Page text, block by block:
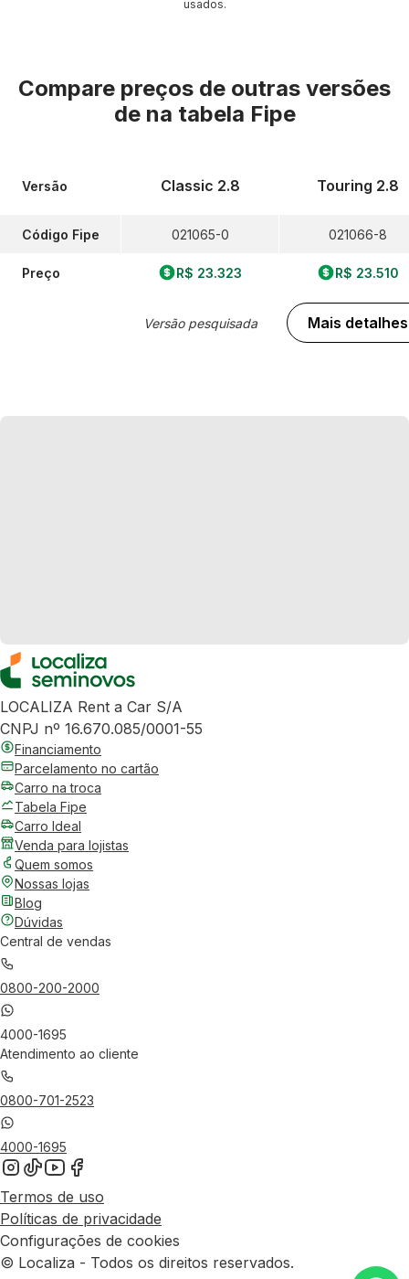
usados.
Compare preços de outras versões
de na tabela Fipe
Versão
Código Fipe
Preço
Classic 2.8
021065-0
R$ 23.323
Versão pesquisada
Touring 2.8
021066-8
R$ 23.510
Mais detalhes
LOCALIZA Rent a Car S/A
CNPJ nº 16.670.085/0001-55
Financiamento
Parcelamento no cartão
Carro na troca
Tabela Fipe
Carro Ideal
Venda para lojistas
Quem somos
Nossas lojas
Blog
Dúvidas
Central de vendas
0800-200-2000
4000-1695
Atendimento ao cliente
0800-701-2523
4000-1695
Termos de uso
Políticas de privacidade
Configurações de cookies
© Localiza - Todos os direitos reservados.